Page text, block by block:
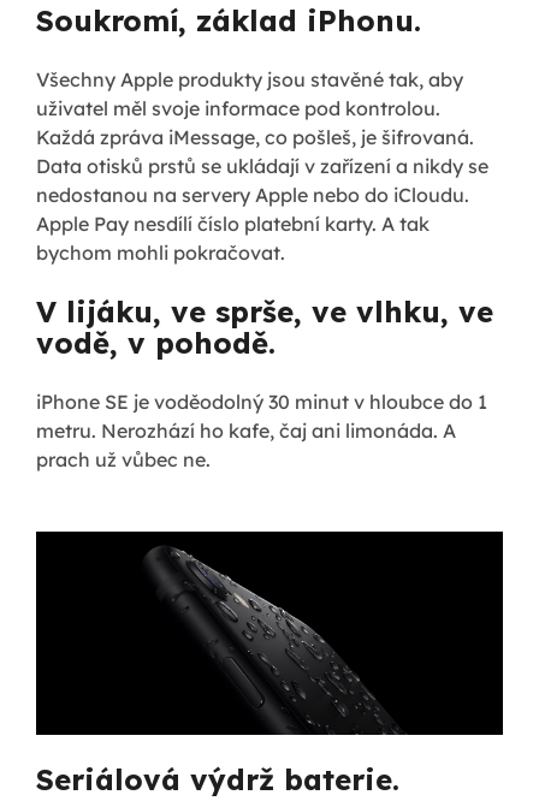
Soukromí, základ iPhonu.
Všechny Apple produkty jsou stavěné tak, aby
uživatel měl svoje informace pod kontrolou.
Každá zpráva iMessage, co pošleš, je šifrovaná.
Data otisků prstů se ukládají v zařízení a nikdy se
nedostanou na servery Apple nebo do iCloudu.
Apple Pay nesdílí číslo platební karty. A tak
bychom mohli pokračovat.
V lijáku, ve sprše, ve vlhku, ve
vodě, v pohodě.
iPhone SE je voděodolný 30 minut v hloubce do 1
metru. Nerozhází ho kafe, čaj ani limonáda. A
prach už vůbec ne.
Seriálová výdrž baterie.